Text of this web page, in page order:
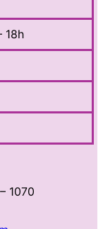
18h
1070